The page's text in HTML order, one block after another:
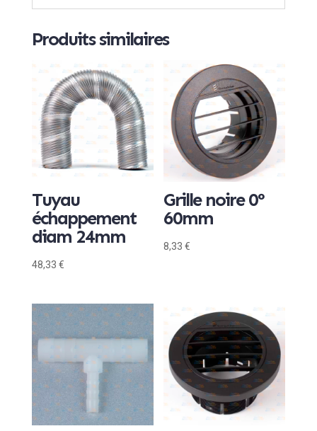
Produits similaires
Tuyau
échappement
diam 24mm
48,33 €
Grille noire 0°
60mm
8,33€